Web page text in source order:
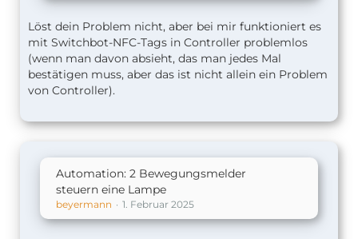
Löst dein Problem nicht, aber bei mir funktioniert es
mit Switchbot-NFC-Tags in Controller problemlos
(wenn man davon absieht, das man jedes Mal
bestätigen muss, aber das ist nicht allein ein Problem
von Controller).
Automation: 2 Bewegungsmelder
steuern eine Lampe
beyermann 1. Februar 2025